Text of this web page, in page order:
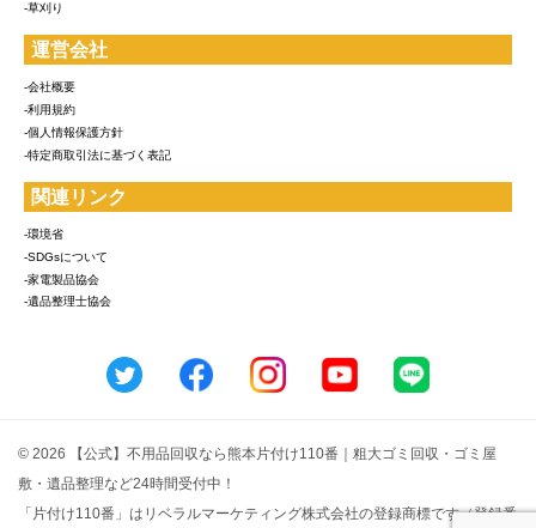
-草刈り
運営会社
-会社概要
-利用規約
-個人情報保護方針
-特定商取引法に基づく表記
関連リンク
-環境省
-SDGsについて
-家電製品協会
-遺品整理士協会
© 2026 【公式】不用品回収なら熊本片付け110番｜粗大ゴミ回収・ゴミ屋
敷・遺品整理など24時間受付中！
「片付け110番」はリベラルマーケティング株式会社の登録商標です（登録番